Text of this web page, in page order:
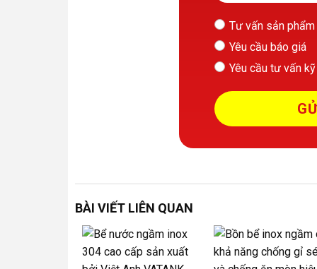
Tư vấn sản phẩm
Yêu cầu báo giá
Yêu cầu tư vấn
BÀI VIẾT LIÊN QUAN